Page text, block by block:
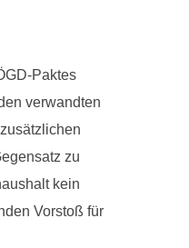
Paktes
verwandten
zu
kein
Vorstoß für